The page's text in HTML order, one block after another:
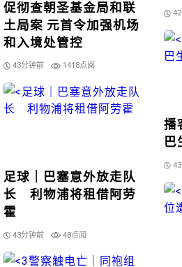
促彻查朝圣基金局和联
土局案 元首令加强机场
和入境处管控
43分钟前 1418点阅
播
巴
足球｜巴塞意外放走队
长 利物浦将租借阿劳
霍
43分钟前 48点阅